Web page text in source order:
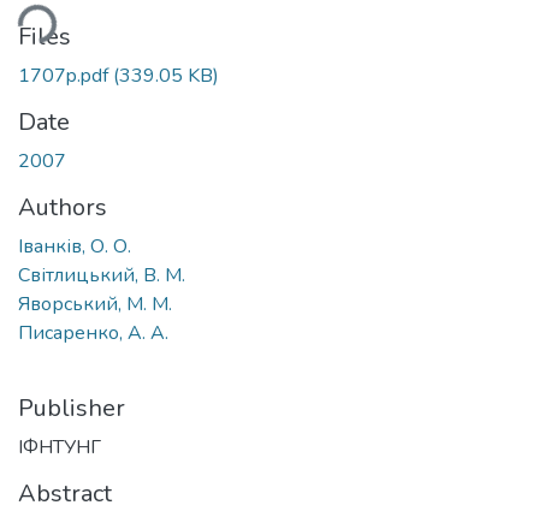
Files
1707p.pdf(339.05 KB)
Date
2007
Authors
Іванків, О. О.
Світлицький, В. М.
Яворський, М. М.
Писаренко, А. А.
Publisher
ІФНТУНГ
Abstract